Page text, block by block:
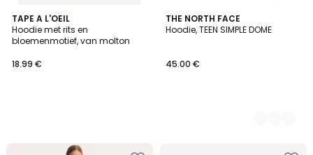
TAPE A L'OEIL
Hoodie met rits en
bloemenmotief, van molton
18.99 €
THE NORTH FACE
Hoodie, TEEN SIMPLE DOME
45.00 €
2
Kleuren